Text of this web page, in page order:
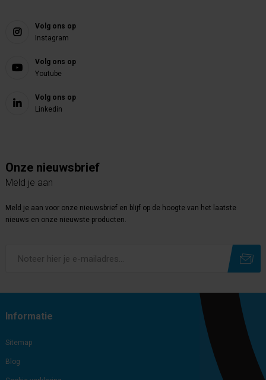
Volg ons op
Instagram
Volg ons op
Youtube
Volg ons op
Linkedin
Onze nieuwsbrief
Meld je aan
Meld je aan voor onze nieuwsbrief en blijf op de hoogte van het laatste
nieuws en onze nieuwste producten.
Informatie
Sitemap
Blog